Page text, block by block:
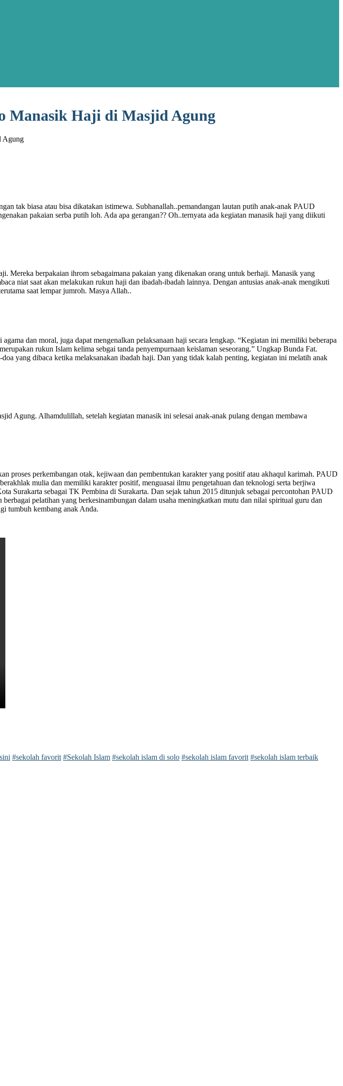
Manasik Haji di Masjid Agung
Agung
tak biasa atau bisa dikatakan istimewa. Subhanallah..pemandangan lautan putih anak-anak PAUD
pakaian serba putih loh. Ada apa gerangan?? Oh..ternyata ada kegiatan manasik haji yang diikuti
Mereka berpakaian ihrom sebagaimana pakaian yang dikenakan orang untuk berhaji. Manasik yang
niat saat akan melakukan rukun haji dan ibadah-ibadah lainnya. Dengan antusias anak-anak mengikuti
saat lempar jumroh. Masya Allah..
dan moral, juga dapat mengenalkan pelaksanaan haji secara lengkap. “Kegiatan ini memiliki beberapa
rukun Islam kelima sebgai tanda penyempurnaan keislaman seseorang.” Ungkap Bunda Fat.
yang dibaca ketika melaksanakan ibadah haji. Dan yang tidak kalah penting, kegiatan ini melatih anak
Agung. Alhamdulillah, setelah kegiatan manasik ini selesai anak-anak pulang dengan membawa
proses perkembangan otak, kejiwaan dan pembentukan karakter yang positif atau akhaqul karimah. PAUD
mulia dan memiliki karakter positif, menguasai ilmu pengetahuan dan teknologi serta berjiwa
Surakarta sebagai TK Pembina di Surakarta. Dan sejak tahun 2015 ditunjuk sebagai percontohan PAUD
pelatihan yang berkesinambungan dalam usaha meningkatkan mutu dan nilai spiritual guru dan
tumbuh kembang anak Anda.
#sekolah favorit #Sekolah Islam #sekolah islam di solo #sekolah islam favorit #sekolah islam terbaik